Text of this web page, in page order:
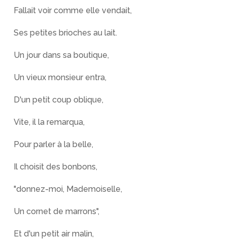
Fallait voir comme elle vendait,
Ses petites brioches au lait.
Un jour dans sa boutique,
Un vieux monsieur entra,
D'un petit coup oblique,
Vite, il la remarqua,
Pour parler à la belle,
Il choisit des bonbons,
"donnez-moi, Mademoiselle,
Un cornet de marrons",
Et d'un petit air malin,